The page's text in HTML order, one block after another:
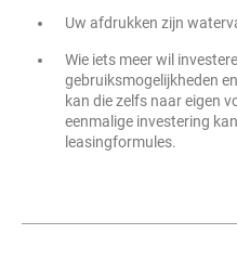
Uw afdrukken zijn
Wie iets meer wil
gebruiksmogelijkheden
kan die zelfs naar eigen
eenmalige investering
leasingformules.